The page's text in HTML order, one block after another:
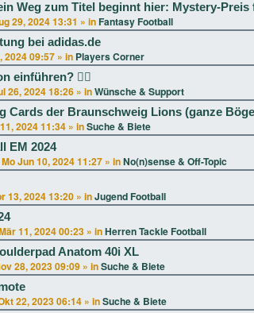
Weg zum Titel beginnt hier: Mystery-
29, 2024 13:31 » in Fantasy Football
bei adidas.de
2024 09:57 » in Players Corner
einführen? 👍🏻
26, 2024 18:26 » inWünsche & Support
Cards der Braunschweig Lions (ganze
2024 11:34 » inSuche & Biete
EM 2024
Mo Jun 10, 2024 11:27 » inNo(n)sense & Off-Topic
13, 2024 13:20 » inJugend Football
11, 2024 00:23 » inHerren Tackle Football
Anatom 40i XL
28, 2023 09:09 » inSuche & Biete
22, 2023 06:14 » inSuche & Biete